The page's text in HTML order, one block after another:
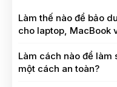
Làm thế nào để bảo
cho laptop, MacBook
Làm cách nào để làm
một cách an toàn?